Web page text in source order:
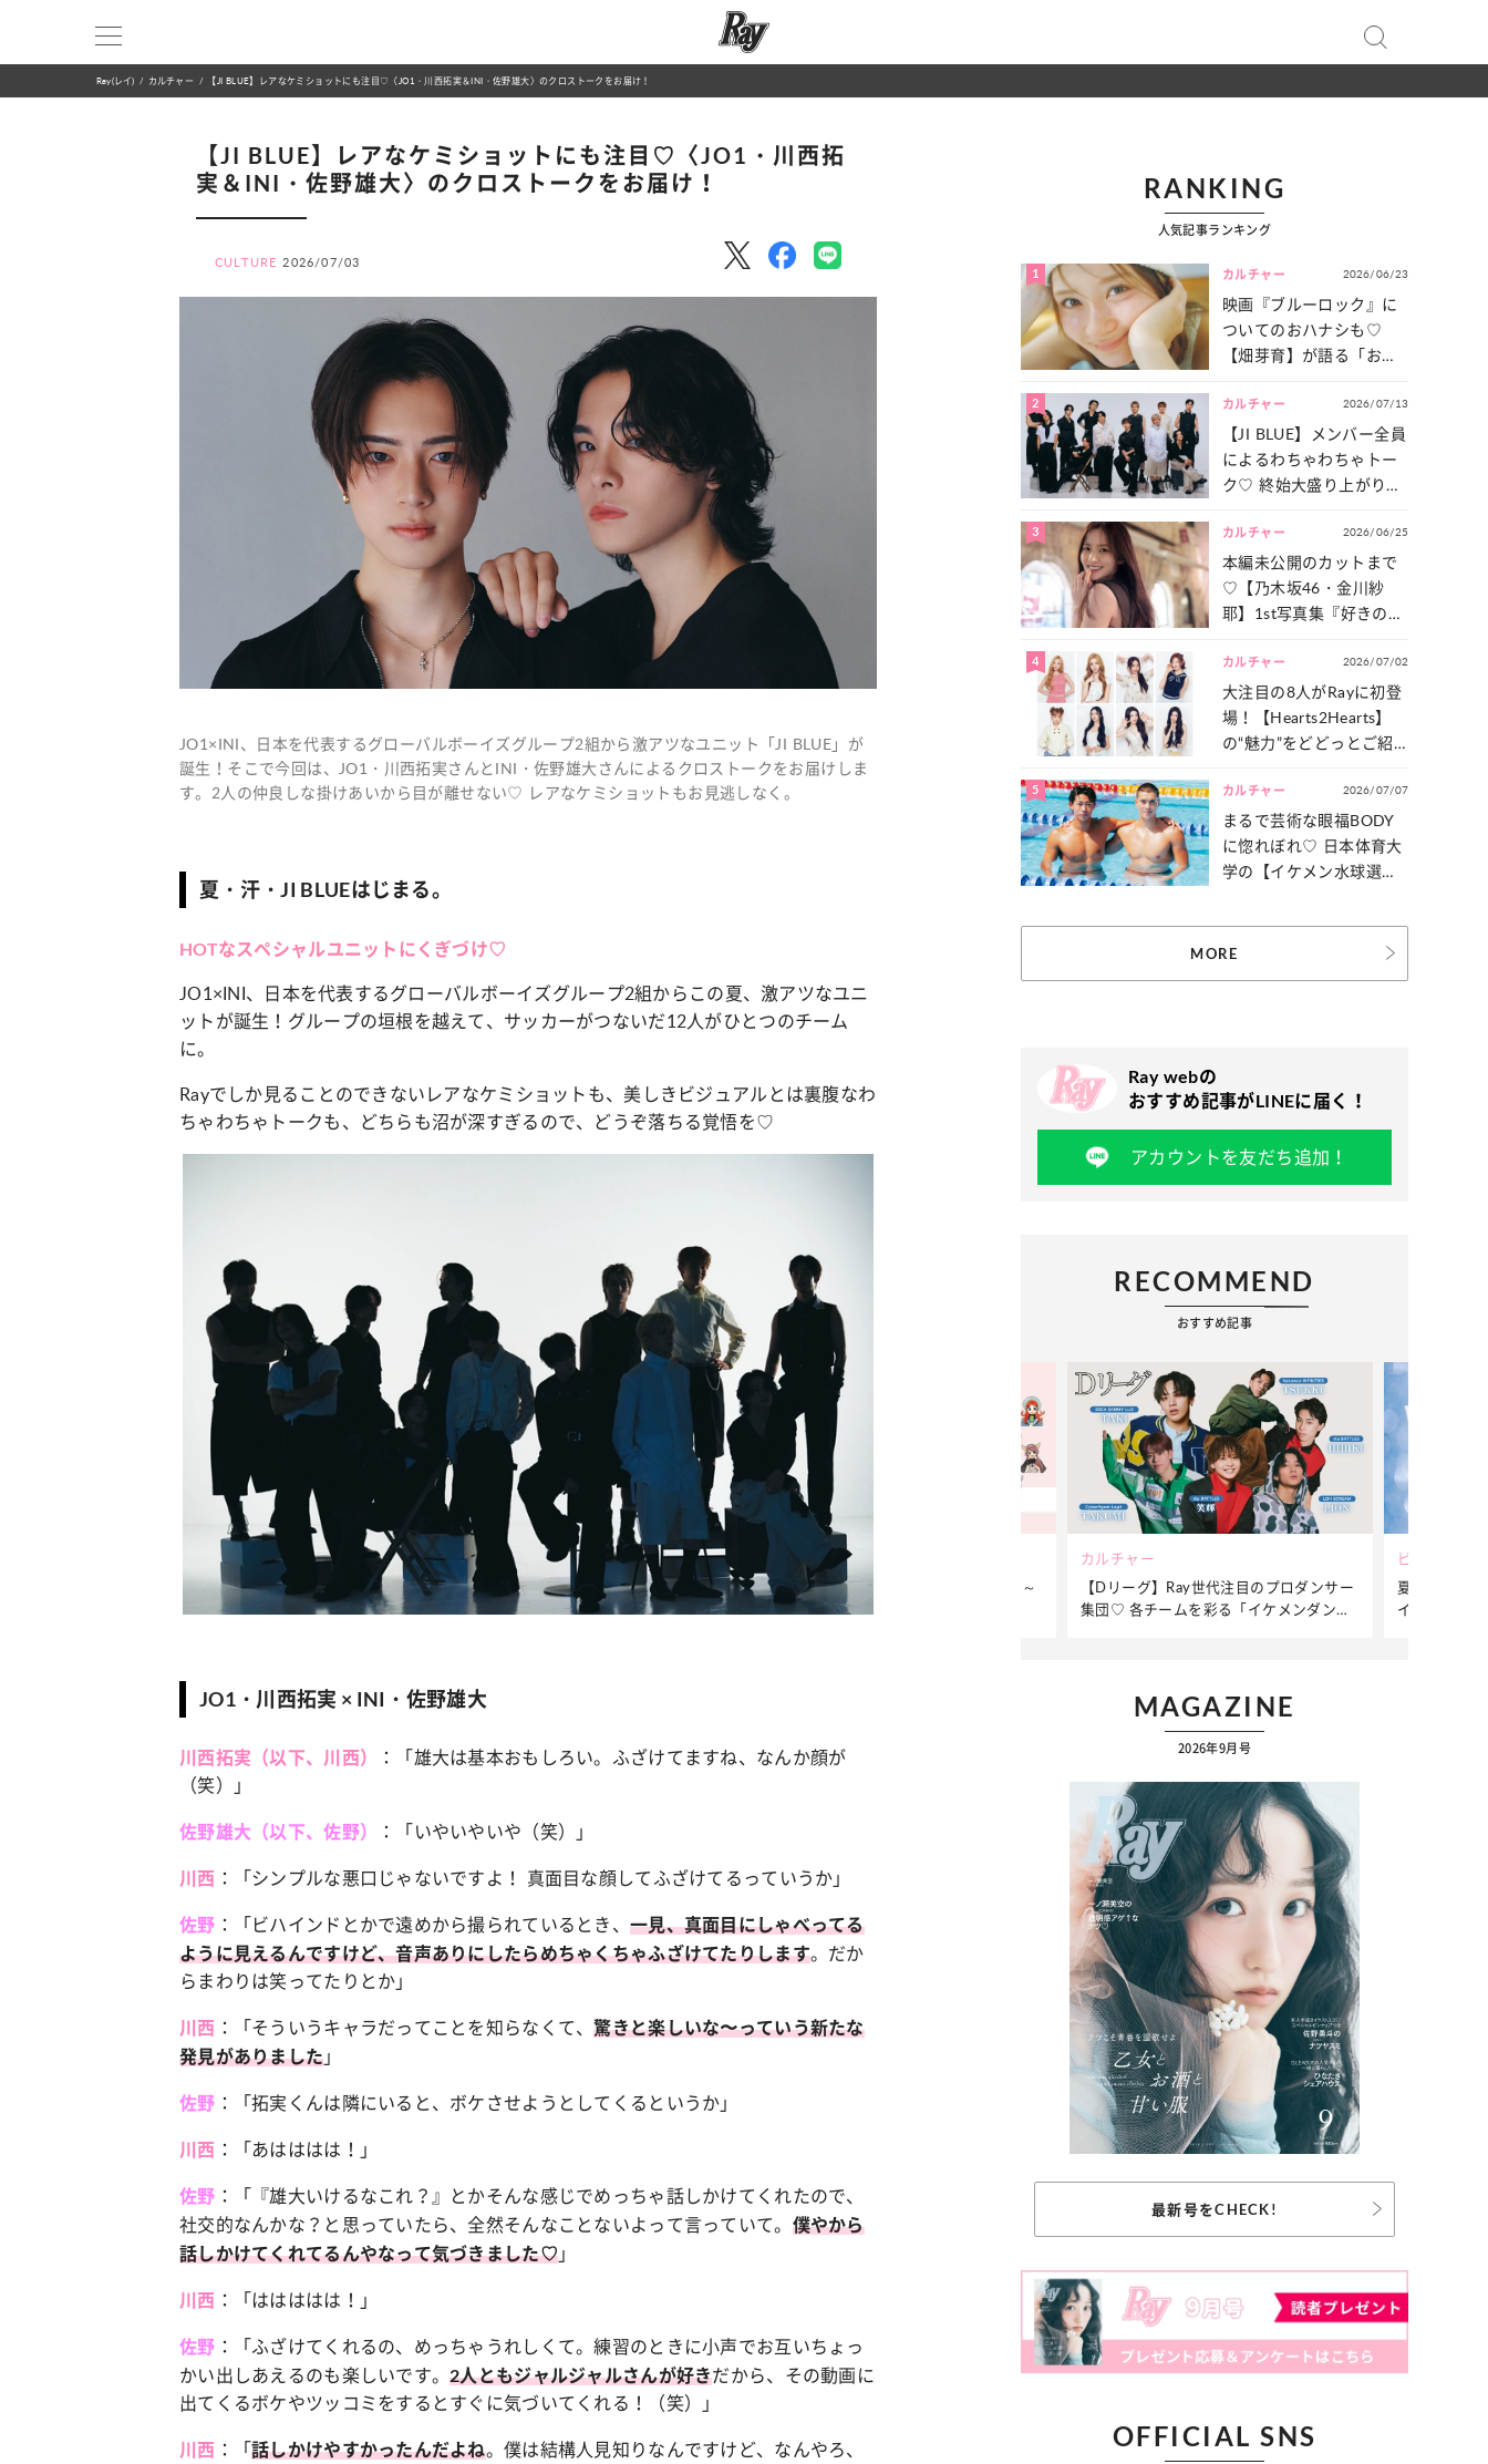
Ray(レイ) カルチャー 【JI BLUE】レアなケミショットにも注目♡〈JO1・川西拓実＆INI・佐野雄大〉のクロストークをお届け！
【JI BLUE】レアなケミショットにも注目♡〈JO1・川西拓
実＆INI・佐野雄大〉のクロストークをお届け！
CULTURE 2026/07/03
JO1×INI、日本を代表するグローバルボーイズグループ2組から激アツなユニット「JI BLUE」が
誕生！そこで今回は、JO1・川西拓実さんとINI・佐野雄大さんによるクロストークをお届けしま
す。2人の仲良しな掛けあいから目が離せない♡ レアなケミショットもお見逃しなく。
夏・汗・JI BLUEはじまる。
HOTなスペシャルユニットにくぎづけ♡
JO1×INI、日本を代表するグローバルボーイズグループ2組からこの夏、激アツなユニ
ットが誕生！グループの垣根を越えて、サッカーがつないだ12人がひとつのチーム
に。
Rayでしか見ることのできないレアなケミショットも、美しきビジュアルとは裏腹なわ
ちゃわちゃトークも、どちらも沼が深すぎるので、どうぞ落ちる覚悟を♡
JO1・川西拓実 × INI・佐野雄大
川西拓実（以下、川西）
：「雄大は基本おもしろい。ふざけてますね、なんか顔が
（笑）」
佐野雄大（以下、佐野） ：「いやいやいや（笑）」
川西 ：「シンプルな悪口じゃないですよ！ 真面目な顔してふざけてるっていうか」
佐野 ：「ビハインドとかで遠めから撮られているとき、一見、真面目にしゃべってる
ように見えるんですけど、音声ありにしたらめちゃくちゃふざけてたりします。だか
らまわりは笑ってたりとか」
川西 ：「そういうキャラだってことを知らなくて、驚きと楽しいな〜っていう新たな
発見がありました 」
佐野 ：「拓実くんは隣にいると、ボケさせようとしてくるというか」
川西 ：「あはははは！」
佐野 ：「『雄大いけるなこれ？』とかそんな感じでめっちゃ話しかけてくれたので、
社交的なんかな？と思っていたら、全然そんなことないよって言っていて。 僕やから
話しかけてくれてるんやなって気づきました♡」
川西 ：「ははははは！」
佐野 ：「ふざけてくれるの、めっちゃうれしくて。練習のときに小声でお互いちょっ
かい出しあえるのも楽しいです。2人ともジャルジャルさんが好きだから、その動画に
出てくるボケやツッコミをするとすぐに気づいてくれる！（笑）」
川西 ：「話しかけやすかったんだよね。僕は結構人見知りなんですけど、なんやろ、
RANKING
人気記事ランキング
1 カルチャー 2026/06/23
映画『ブルーロック』に
ついてのおハナシも♡
【畑芽育】が語る「お仕
は？
2 カルチャー 2026/07/13
【JI BLUE】メンバー全員
によるわちゃわちゃトー
ク♡ 終始大盛り上がりだ
一気見せ！
3 カルチャー 2026/06/25
本編未公開のカットまで
♡【乃木坂46・金川紗
耶】1st写真集『好きのグ
たっぷりとお届け！
4 カルチャー 2026/07/02
大注目の8人がRayに初登
場！【Hearts2Hearts】
の“魅力”をどどっとご紹
5 カルチャー 2026/07/07
まるで芸術な眼福BODY
に惚れぼれ♡ 日本体育大
学の【イケメン水球選
MORE
Ray webの
おすすめ記事がLINEに届く！
アカウントを友だち追加！
RECOMMEND
おすすめ記事
“憧れワンピ”を着るきっかけに♡ おしゃ
れ女子が夢中な「ヌン活」の楽しみ方
占い
【12星座別】今月の恋愛運♡ 7月23日～
8月20日の運勢は？
カルチャー
【Dリーグ】Ray世代注目のプロダンサー
集団♡ 各チームを彩る「イケメンダンサ
ビューティー
夏だからこそ“水分”が大切！くずれないメ
イクをつくる【保湿ケア】アイテム3選
ファッション
簡単アレン
ぷりの【そ
MAGAZINE
2026年9月号
最新号をCHECK!
OFFICIAL SNS